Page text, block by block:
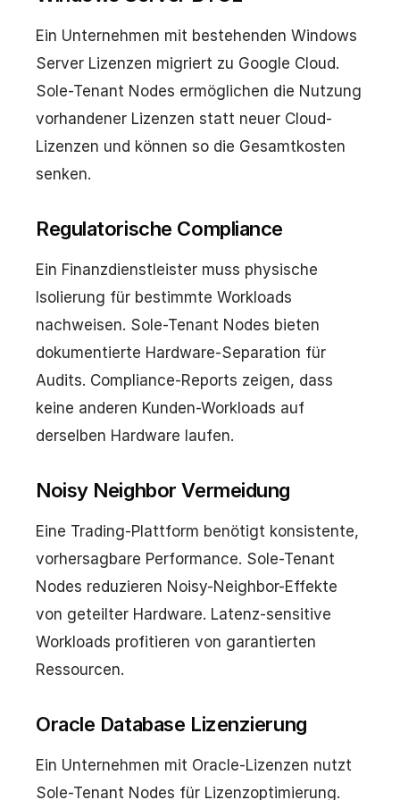
Ein Unternehmen mit bestehenden Windows
Server Lizenzen migriert zu Google Cloud.
Sole-Tenant Nodes ermöglichen die Nutzung
vorhandener Lizenzen statt neuer Cloud-
Lizenzen und können so die Gesamtkosten
senken.
Regulatorische Compliance
Ein Finanzdienstleister muss physische
Isolierung für bestimmte Workloads
nachweisen. Sole-Tenant Nodes bieten
dokumentierte Hardware-Separation für
Audits. Compliance-Reports zeigen, dass
keine anderen Kunden-Workloads auf
derselben Hardware laufen.
Noisy Neighbor Vermeidung
Eine Trading-Plattform benötigt konsistente,
vorhersagbare Performance. Sole-Tenant
Nodes reduzieren Noisy-Neighbor-Effekte
von geteilter Hardware. Latenz-sensitive
Workloads profitieren von garantierten
Ressourcen.
Oracle Database Lizenzierung
Ein Unternehmen mit Oracle-Lizenzen nutzt
Sole-Tenant Nodes für Lizenzoptimierung.